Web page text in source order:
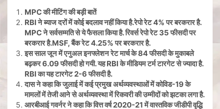
MPCकी मीटिंग की बड़ी बातें
RBIने ब्याज दरों में कोई बदलाव नहीं किया है.रेपो रेट4%पर बरकरार है.
MPCने सर्वसम्मति से ये फैसला किया है. रिवर्स रेपो रेट35फीसदी पर
बरकरार है.MSF,बैंक रेट4.25%पर बरकरार है.
इस साल जून में एनुअल इनफ्लेशन रेट मार्च के84फीसदी के मुकाबले
बढ़कर6.09फीसदी हो गयी. यहRBIके मीडियम टर्म टारगेट से ज्यादा है.
RBIका यह टारगेट2-6फीसदी है.
दास ने कहा कि जुलाई में कई प्रमुख अर्थव्यवस्थाओं में कोविड-19के
मामलों में तेजी आने से अर्थव्यवस्था में रिकवरी की उम्मीदों को झटका लगा है.
आरबीआई गवर्नर ने कहा कि वित्त वर्ष2020-21में वास्तविक जीडीपी वृद्धि